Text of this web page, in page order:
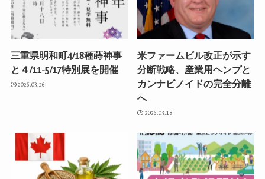
三重県明和町4/18種蒔神事
と４/11-5/17特別展を開催
2026.03.26
米ファームビル改正が示す
分断戦略、産業用ヘンプと
カンナビノイドの完全分離
へ
2026.03.18